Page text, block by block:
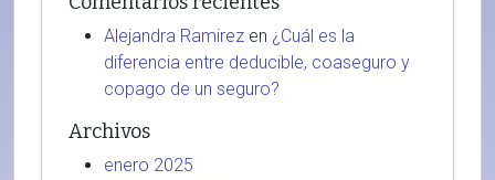
Alejandra Ramirez en ¿Cuál es la
diferencia entre deducible, coaseguro y
copago de un seguro?
Archivos
enero 2025